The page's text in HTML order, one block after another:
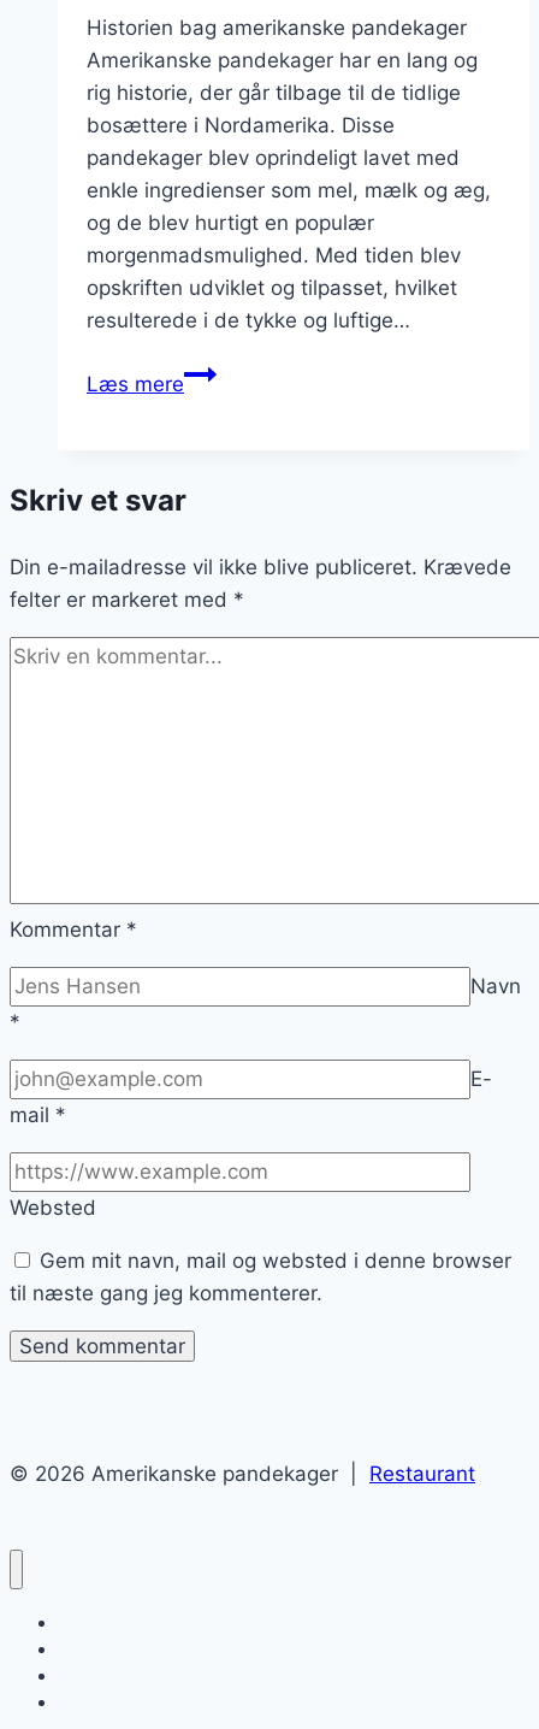
Historien bag amerikanske pandekager
Amerikanske pandekager har en lang og
rig historie, der går tilbage til de tidlige
bosættere i Nordamerika. Disse
pandekager blev oprindeligt lavet med
enkle ingredienser som mel, mælk og æg,
og de blev hurtigt en populær
morgenmadsmulighed. Med tiden blev
opskriften udviklet og tilpasset, hvilket
resulterede i de tykke og luftige…
Læs mereAmerikanske
Frisk
sund
variation
Skriv et svar
Din e-mailadresse vil ikke blive publiceret. Krævede
felter er markeret med *
Kommentar *
Navn
*
E-
mail *
Websted
Gem mit navn, mail og websted i denne browser
til næste gang jeg kommenterer.
© 2026 Amerikanske pandekager | Restaurant